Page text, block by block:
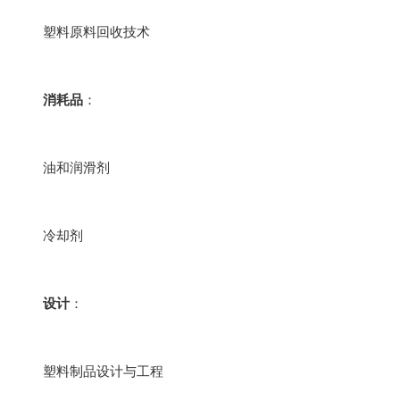
塑料原料回收技术
消耗品 ：
油和润滑剂
冷却剂
设计：
塑料制品设计与工程